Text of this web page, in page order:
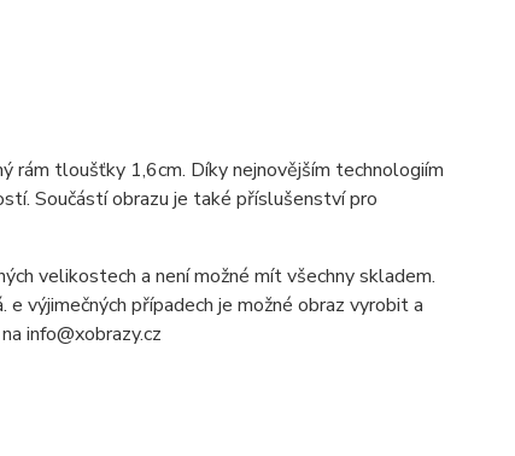
rám tloušťky 1,6cm. Díky nejnovějším technologiím
Součástí obrazu je také příslušenství pro
velikostech a není možné mít všechny skladem.
výjimečných případech je možné obraz vyrobit a
info@xobrazy.cz